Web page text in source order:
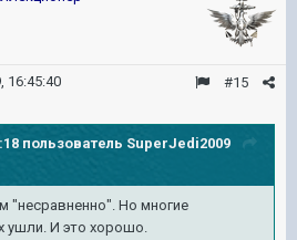
#15
16:45:40
пользователь SuperJedi2009
"несравненно". Но многие
ушли. И это хорошо.